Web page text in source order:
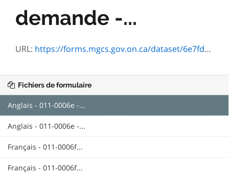
demande -...
URL: https://forms.mgcs.gov.on.ca/dataset/6e7fd49c-2762-410f-99fe-6322097e5826/resource/0f9d1b05-986f-462e-974f-2d3775ccd660/download/0006e.pdf
Fichiers de formulaire
Anglais - 011-0006e -...
Anglais - 011-0006e -...
Français - 011-0006f...
Français - 011-0006f...